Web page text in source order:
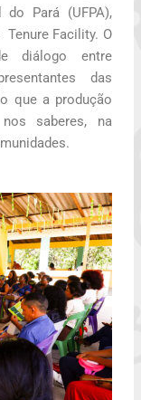
do Pará (UFPA),
Facility. O
diálogo entre
das
que a produção
saberes, na